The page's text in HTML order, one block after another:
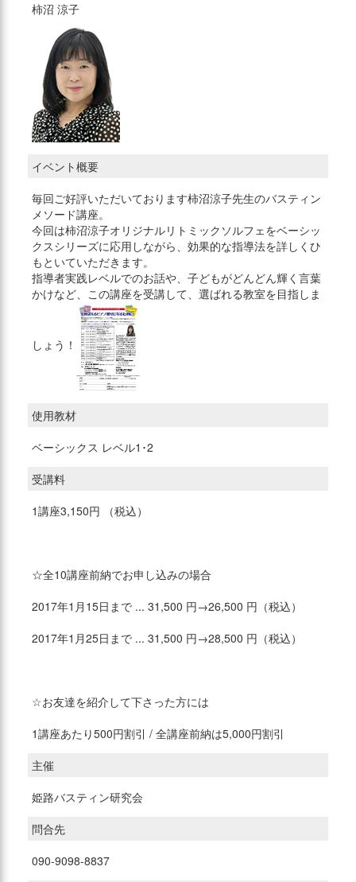
柿沼 涼子
イベント概要
毎回ご好評いただいております柿沼涼子先生のバスティン
メソード講座。
今回は柿沼涼子オリジナルリトミックソルフェをベーシッ
クスシリーズに応用しながら、効果的な指導法を詳しくひ
もといていただきます。
指導者実践レベルでのお話や、子どもがどんどん輝く言葉
かけなど、この講座を受講して、選ばれる教室を目指しま
しょう！
使用教材
ベーシックス レベル1･2
受講料
1講座3,150円 （税込）
☆全10講座前納でお申し込みの場合
2017年1月15日まで ... 31,500 円→26,500 円（税込）
2017年1月25日まで ... 31,500 円→28,500 円（税込）
☆お友達を紹介して下さった方には
1講座あたり500円割引 / 全講座前納は5,000円割引
主催
姫路バスティン研究会
問合先
090-9098-8837